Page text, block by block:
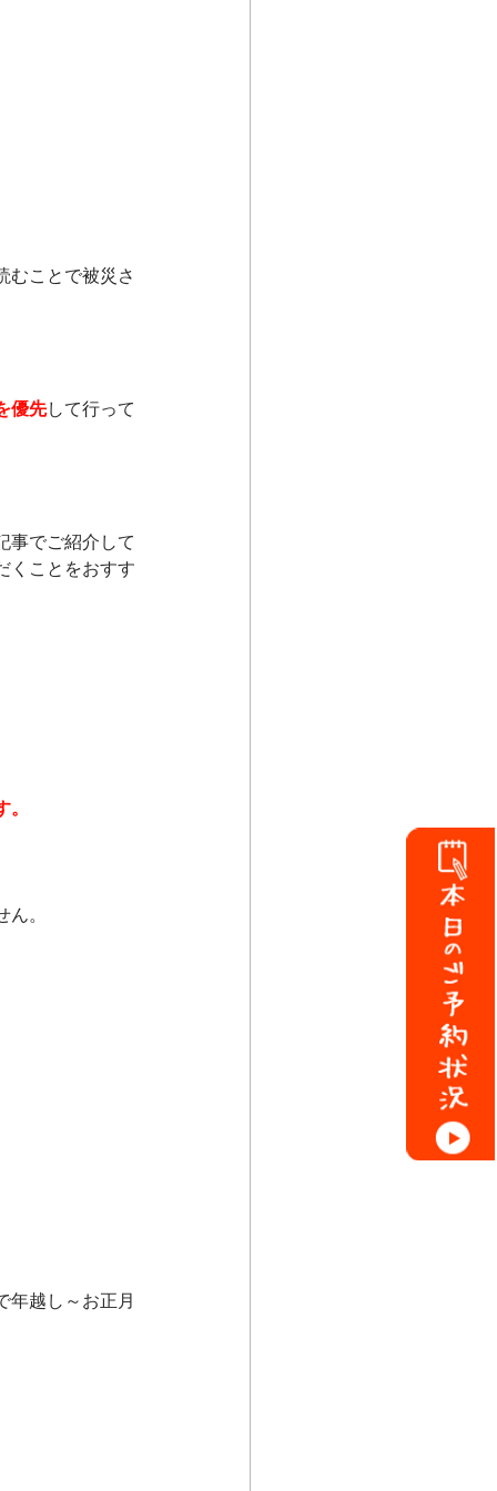
むことで被災さ
優先して行って
事でご紹介して
くことをおすす
。
年越し～お正月